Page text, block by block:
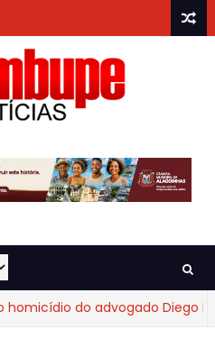
do advogado Diego